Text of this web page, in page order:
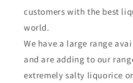
customers with the best
world.
We have a large range
and are adding to our
extremely salty liquorice